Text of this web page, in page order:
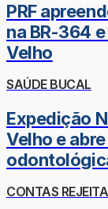
PRF
na BR-364
Velho
SAÚDE BUCAL
Expedição
Velho e
CONTAS